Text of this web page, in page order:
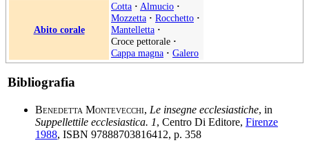
Abito corale
Cotta · Almucio ·
Mozzetta · Rocchetto ·
Mantelletta ·
Croce pettorale ·
Cappa magna · Galero
Bibliografia
Benedetta Montevecchi, Le insegne ecclesiastiche, in
Suppellettile ecclesiastica. 1, Centro Di Editore, Firenze
1988, ISBN 97888703816412, p. 358